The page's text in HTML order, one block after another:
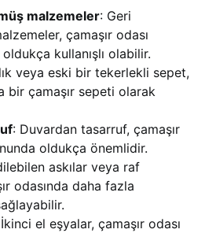
malzemeler: Geri
çamaşır odası
kullanışlı olabilir.
veya eski bir tekerlekli sepet,
bir çamaşır sepeti olarak
: Duvardan tasarruf, çamaşır
oldukça önemlidir.
askılar veya raf
odasında daha fazla
el eşyalar, çamaşır odası